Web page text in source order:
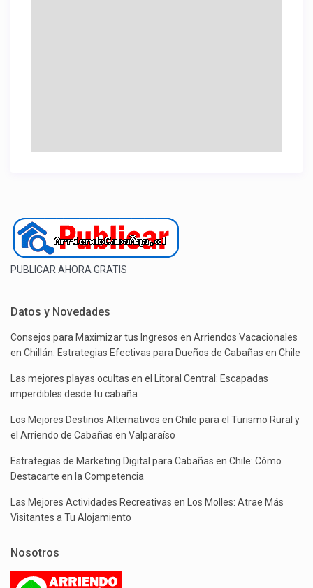
PUBLICAR AHORA GRATIS
Datos y Novedades
Consejos para Maximizar tus Ingresos en Arriendos Vacacionales
en Chillán: Estrategias Efectivas para Dueños de Cabañas en Chile
Las mejores playas ocultas en el Litoral Central: Escapadas
imperdibles desde tu cabaña
Los Mejores Destinos Alternativos en Chile para el Turismo Rural y
el Arriendo de Cabañas en Valparaíso
Estrategias de Marketing Digital para Cabañas en Chile: Cómo
Destacarte en la Competencia
Las Mejores Actividades Recreativas en Los Molles: Atrae Más
Visitantes a Tu Alojamiento
Nosotros